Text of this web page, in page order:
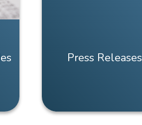
Press Releases